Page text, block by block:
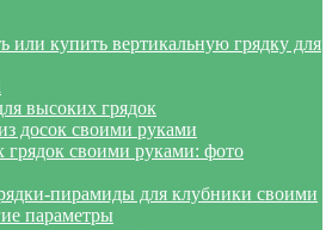
или купить вертикальную грядку для
высоких грядок
досок своими руками
грядок своими руками: фото
пирамиды для клубники своими
параметры